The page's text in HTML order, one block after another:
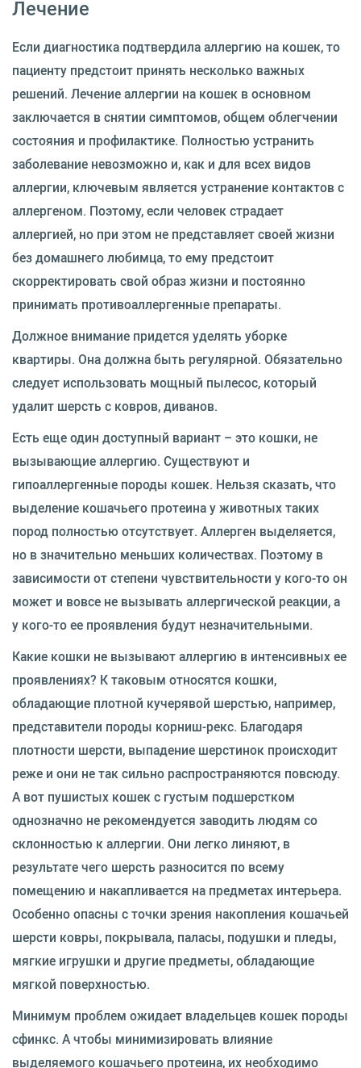
Лечение
Если диагностика подтвердила аллергию на кошек, то
пациенту предстоит принять несколько важных
решений. Лечение аллергии на кошек в основном
заключается в снятии симптомов, общем облегчении
состояния и профилактике. Полностью устранить
заболевание невозможно и, как и для всех видов
аллергии, ключевым является устранение контактов с
аллергеном. Поэтому, если человек страдает
аллергией, но при этом не представляет своей жизни
без домашнего любимца, то ему предстоит
скорректировать свой образ жизни и постоянно
принимать противоаллергенные препараты.
Должное внимание придется уделять уборке
квартиры. Она должна быть регулярной. Обязательно
следует использовать мощный пылесос, который
удалит шерсть с ковров, диванов.
Есть еще один доступный вариант – это кошки, не
вызывающие аллергию. Существуют и
гипоаллергенные породы кошек. Нельзя сказать, что
выделение кошачьего протеина у животных таких
пород полностью отсутствует. Аллерген выделяется,
но в значительно меньших количествах. Поэтому в
зависимости от степени чувствительности у кого-то он
может и вовсе не вызывать аллергической реакции, а
у кого-то ее проявления будут незначительными.
Какие кошки не вызывают аллергию в интенсивных ее
проявлениях? К таковым относятся кошки,
обладающие плотной кучерявой шерстью, например,
представители породы корниш-рекс. Благодаря
плотности шерсти, выпадение шерстинок происходит
реже и они не так сильно распространяются повсюду.
А вот пушистых кошек с густым подшерстком
однозначно не рекомендуется заводить людям со
склонностью к аллергии. Они легко линяют, в
результате чего шерсть разносится по всему
помещению и накапливается на предметах интерьера.
Особенно опасны с точки зрения накопления кошачьей
шерсти ковры, покрывала, паласы, подушки и пледы,
мягкие игрушки и другие предметы, обладающие
мягкой поверхностью.
Минимум проблем ожидает владельцев кошек породы
сфинкс. А чтобы минимизировать влияние
выделяемого кошачьего протеина, их необходимо